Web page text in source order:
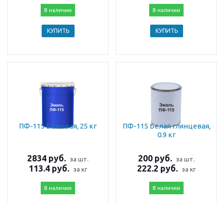
В наличии
КУПИТЬ
В наличии
КУПИТЬ
ПФ-115 Бежевая, 25 кг
2834 руб. за шт.
113.4 руб. за кг
В наличии
ПФ-115 Белая глянцевая,
0.9 кг
200 руб. за шт.
222.2 руб. за кг
В наличии